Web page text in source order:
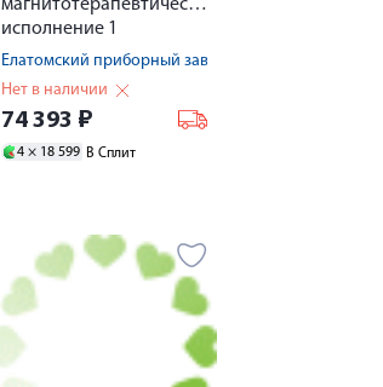
магнитотерапевтический
исполнение 1
Елатомский приборный завод
Нет в наличии
74 393 ₽
4 × 18 599 В Сплит